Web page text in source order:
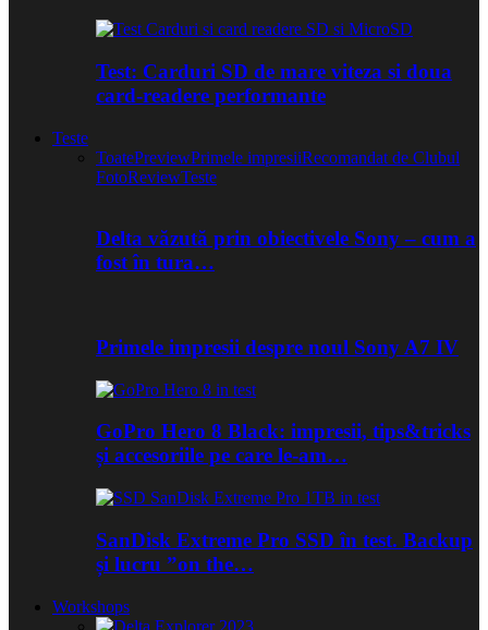
Test: Carduri SD de mare viteza si doua
card-readere performante
Teste
ToatePreviewPrimele impresiiRecomandat de Clubul
FotoReviewTeste
Delta văzută prin obiectivele Sony – cum a
fost în tura…
Primele impresii despre noul Sony A7 IV
GoPro Hero 8 Black: impresii, tips&tricks
și accesoriile pe care le-am…
SanDisk Extreme Pro SSD în test. Backup
și lucru ”on the…
Workshops